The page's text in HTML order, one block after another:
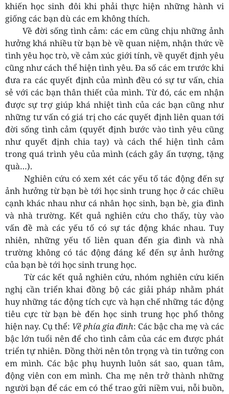
khiến học sinh đôi khi phải thực hiện những hành vi
giống các bạn dù các em không thích.
Về đời sống tình cảm: các em cũng chịu những ảnh
hưởng khá nhiều từ bạn bè về quan niệm, nhận thức về
tình yêu học trò, về cảm xúc giới tính, về quyết định yêu
cũng như cách thể hiện tình yêu. Đa số các em trước khi
đưa ra các quyết định của mình đều có sự tư vấn, chia
sẻ với các bạn thân thiết của mình. Từ đó, các em nhận
được sự trợ giúp khá nhiệt tình của các bạn cũng như
những tư vấn có giá trị cho các quyết định liên quan tới
đời sống tình cảm (quyết định bước vào tình yêu cũng
như quyết định chia tay) và cách thể hiện tình cảm
trong quá trình yêu của mình (cách gây ấn tượng, tặng
quà…).
Nghiên cứu có xem xét các yếu tố tác động đến sự
ảnh hưởng từ bạn bè tới học sinh trung học ở các chiều
cạnh khác nhau như cá nhân học sinh, bạn bè, gia đình
và nhà trường. Kết quả nghiên cứu cho thấy, tùy vào
vấn đề mà các yếu tố có sự tác động khác nhau. Tuy
nhiên, những yếu tố liên quan đến gia đình và nhà
trường không có tác động đáng kể đến sự ảnh hưởng
của bạn bè tới học sinh trung học.
Từ các kết quả nghiên cứu, nhóm nghiên cứu kiến
nghị cần triển khai đồng bộ các giải pháp nhằm phát
huy những tác động tích cực và hạn chế những tác động
tiêu cực từ bạn bè đến học sinh trung học phổ thông
hiện nay. Cụ thể: Về phía gia đình: Các bậc cha mẹ và các
bậc lớn tuổi nên để cho tình cảm của các em được phát
triển tự nhiên. Đồng thời nên tôn trọng và tin tưởng con
em mình. Các bậc phụ huynh luôn sát sao, quan tâm,
động viên con em mình. Cha mẹ nên trở thành những
người bạn để các em có thể trao gửi niềm vui, nỗi buồn,